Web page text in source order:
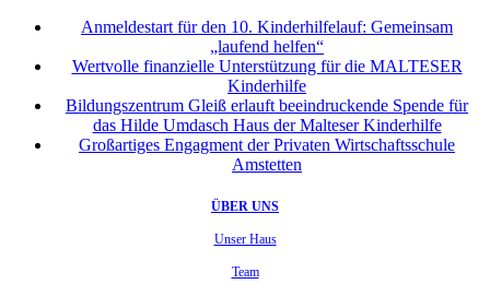
Anmeldestart für den 10. Kinderhilfelauf: Gemeinsam
„laufend helfen“
Wertvolle finanzielle Unterstützung für die MALTESER
Kinderhilfe
Bildungszentrum Gleiß erlauft beeindruckende Spende für
das Hilde Umdasch Haus der Malteser Kinderhilfe
Großartiges Engagment der Privaten Wirtschaftsschule
Amstetten
ÜBER UNS
Unser Haus
Team